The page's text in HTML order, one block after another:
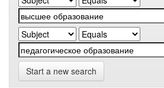
Start a new search